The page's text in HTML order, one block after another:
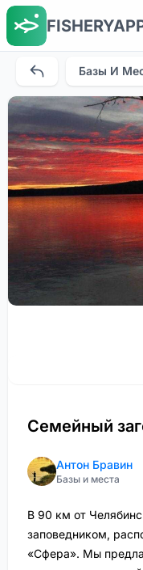
Базы И
Семейный
Антон Бравин
Базы и места
В 90 км от
заповедником,
«Сфера». Мы